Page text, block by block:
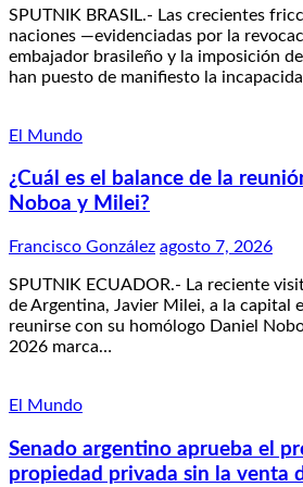
SPUTNIK BRASIL.- Las crecientes
naciones —evidenciadas por la
embajador brasileño y la imposición
han puesto de manifiesto la
El Mundo
¿Cuál es el balance de la
Noboa y Milei?
Francisco González agosto 7, 2026
SPUTNIK ECUADOR.- La reciente
de Argentina, Javier Milei, a la capital
reunirse con su homólogo Daniel
2026 marca…
El Mundo
Senado argentino aprueba el
propiedad privada sin la venta